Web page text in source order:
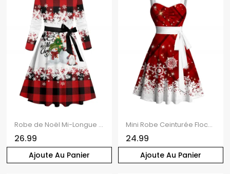
Ajoute Au Panier
Robe de Noël Mi-Longue Ceinturée Croisé Lettre Flocon de Neige et Carreaux à Manches Longues
26.99
Ajoute Au Panier
Mini Robe Ceinturée Flocon de Neige à Carreaux Imprimé sans Manches à Lacets
24.99